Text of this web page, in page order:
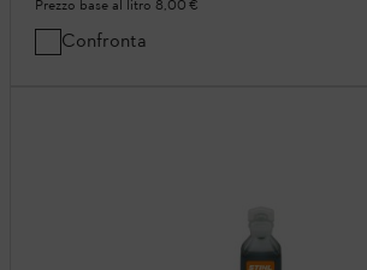
Prezzo base al litro 8,00 €
Confronta